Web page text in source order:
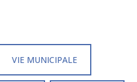
VIE MUNICIPALE